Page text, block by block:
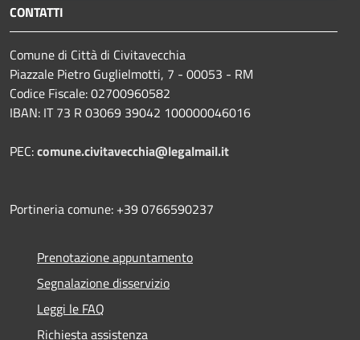
CONTATTI
Comune di Città di Civitavecchia
Piazzale Pietro Guglielmotti, 7 - 00053 - RM
Codice Fiscale: 02700960582
IBAN: IT 73 R 03069 39042 100000046016
PEC:comune.civitavecchia@legalmail.it
Portineria comune: +39 0766590237
Prenotazione appuntamento
Segnalazione disservizio
Leggi le FAQ
Richiesta assistenza